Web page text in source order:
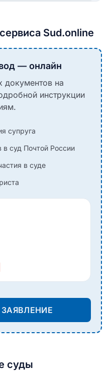
Sud.online
— онлайн
документов на
инструкции
супруга
суд Почтой России
в суде
суды